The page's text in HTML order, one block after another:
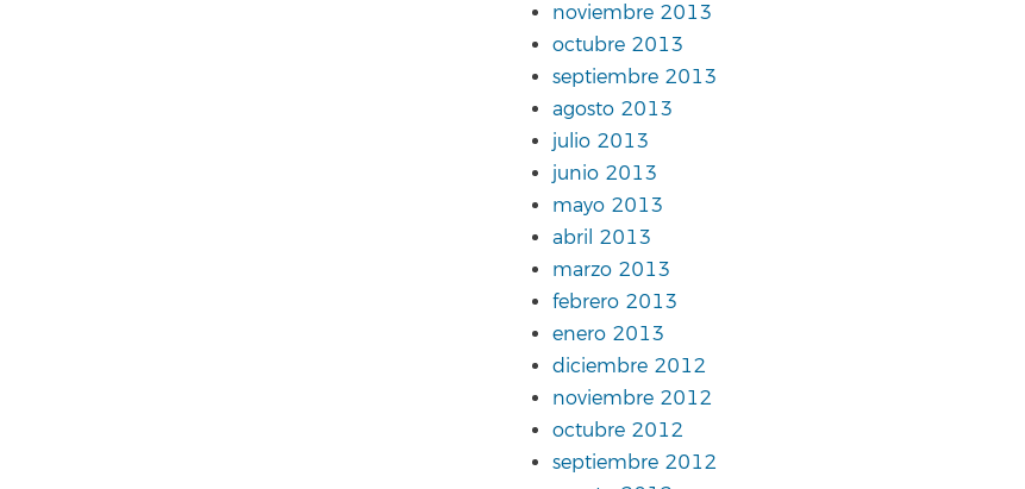
noviembre 2013
octubre 2013
septiembre 2013
agosto 2013
julio 2013
junio 2013
mayo 2013
abril 2013
marzo 2013
febrero 2013
enero 2013
diciembre 2012
noviembre 2012
octubre 2012
septiembre 2012